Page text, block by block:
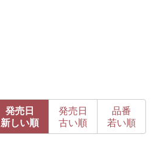
発売日
新しい順
発売日
古い順
品番
若い順